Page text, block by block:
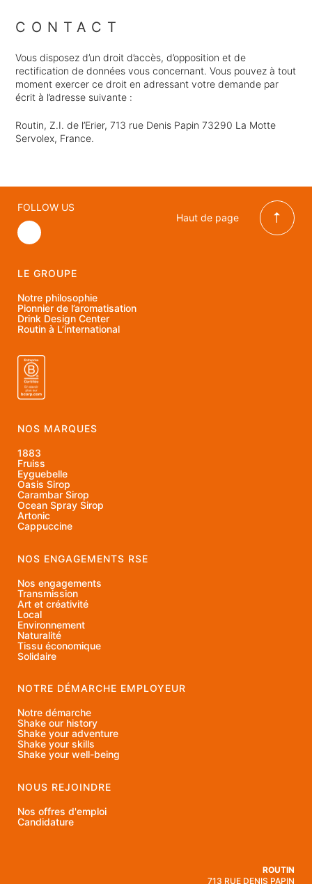
CONTACT
Vous disposez d’un droit d’accès, d’opposition et de
rectification de données vous concernant. Vous pouvez à tout
moment exercer ce droit en adressant votre demande par
écrit à l’adresse suivante :
Routin, Z.I. de l’Erier, 713 rue Denis Papin 73290 La Motte
Servolex, France.
FOLLOW US
Haut de page
LE GROUPE
Notre philosophie
Pionnier de l’aromatisation
Drink Design Center
Routin à L’international
NOS MARQUES
1883
Fruiss
Eyguebelle
Oasis Sirop
Carambar Sirop
Ocean Spray Sirop
Artonic
Cappuccine
NOS ENGAGEMENTS RSE
Nos engagements
Transmission
Art et créativité
Local
Environnement
Naturalité
Tissu économique
Solidaire
NOTRE DÉMARCHE EMPLOYEUR
Notre démarche
Shake our history
Shake your adventure
Shake your skills
Shake your well-being
NOUS REJOINDRE
Nos offres d'emploi
Candidature
ROUTIN
713 RUE DENIS PAPIN